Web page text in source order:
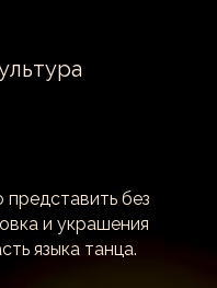
без
и украшения
языка танца.